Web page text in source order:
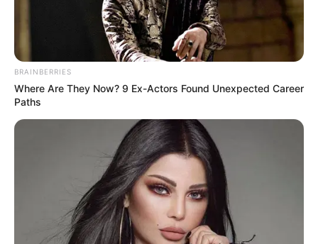
BRAINBERRIES
Where Are They Now? 9 Ex-Actors Found Unexpected Career
Paths